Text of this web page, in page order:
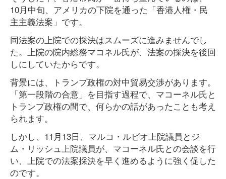
10月中旬、アメリカの下院を通った「香港人権・民
主主義法案」です。
同法案の上院での採決はスムーズに進みませんでし
た。上院の院内総務マコネル氏が、法案の採決を後回
しにしていたからです。
背景には、トランプ政権の対中貿易交渉があります。
「第一段階の合意」を目指す過程で、マコーネル氏と
トランプ政権の間で、何らかの話があったことも考え
られます。
しかし、11月13日、マルコ・ルビオ上院議員とジ
ム・リッシュ上院議員が、マコーネル氏との会談を行
い、上院での法案採決を早く進めるように強く促した
のです。